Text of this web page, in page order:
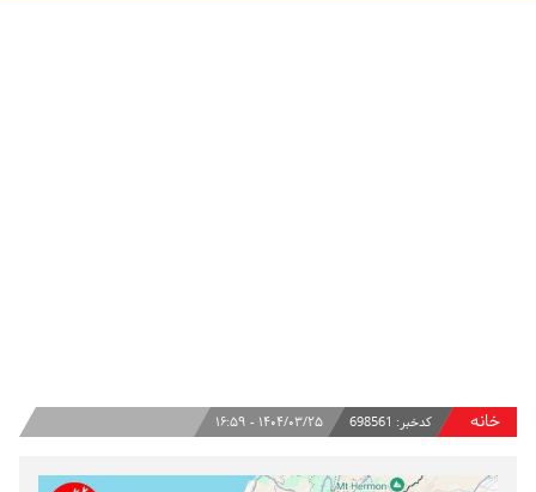
خانه کدخبر: 698561 ۱۴۰۴/۰۳/۲۵ - ۱۶:۵۹